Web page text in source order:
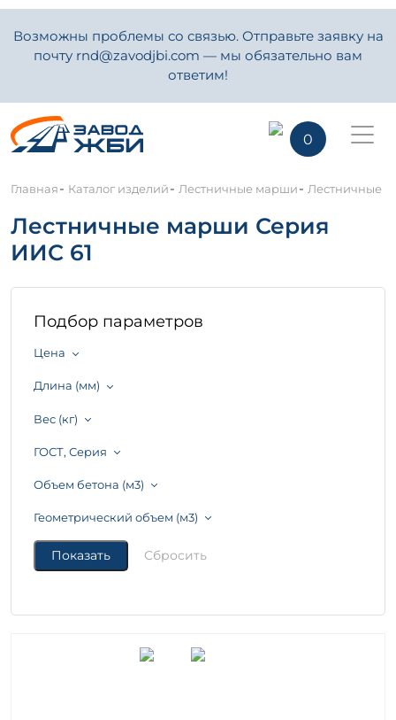
Возможны проблемы со связью. Отправьте заявку на
почту rnd@zavodjbi.com — мы обязательно вам
ответим!
0
Главная- Каталог изделий- Лестничные марши- Лестничные
Лестничные марши Серия
ИИС 61
Подбор параметров
Цена
Длина (мм)
Вес (кг)
ГОСТ, Серия
Объем бетона (м3)
Геометрический объем (м3)